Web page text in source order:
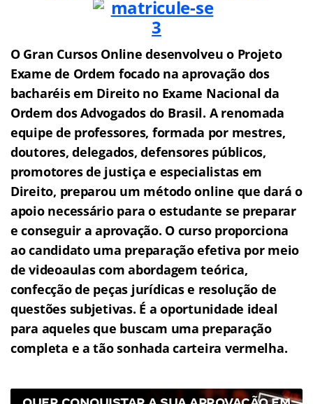
O Gran Cursos Online desenvolveu o Projeto
Exame de Ordem focado na aprovação dos
bacharéis em Direito no Exame Nacional da
Ordem dos Advogados do Brasil. A renomada
equipe de professores, formada por mestres,
doutores, delegados, defensores públicos,
promotores de justiça e especialistas em
Direito, preparou um método online que dará o
apoio necessário para o estudante se preparar
e conseguir a aprovação. O curso proporciona
ao candidato uma preparação efetiva por meio
de videoaulas com abordagem teórica,
confecção de peças jurídicas e resolução de
questões subjetivas. É a oportunidade ideal
para aqueles que buscam uma preparação
completa e a tão sonhada carteira vermelha.